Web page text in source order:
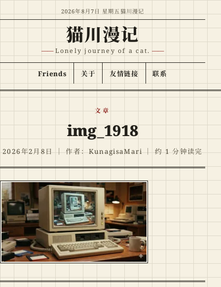
2026年8月7日 星期五 猫川漫记
猫川漫记
Lonely journey of a cat.
Friends 关于 友情链接 联系
文章
img_1918
2026年2月8日｜作者：KunagisaMari｜约 1 分钟读完